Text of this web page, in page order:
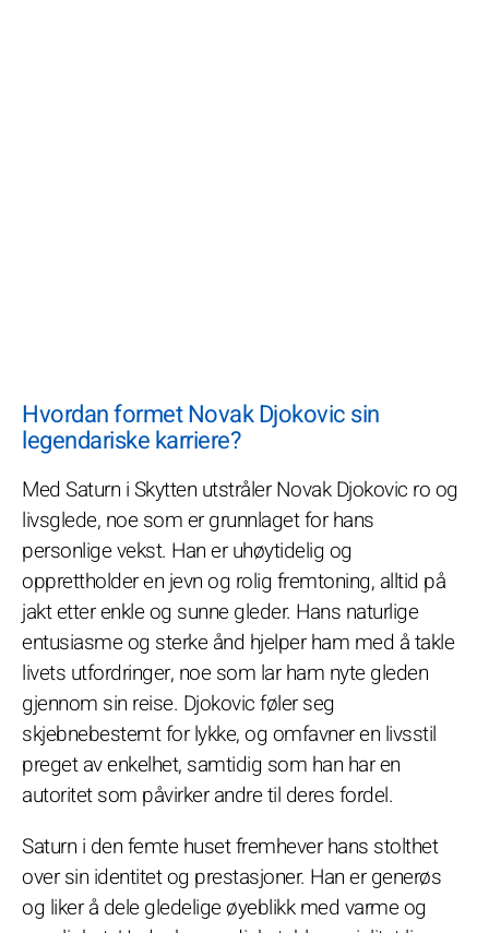
Hvordan formet Novak Djokovic sin
legendariske karriere?
Med Saturn i Skytten utstråler Novak Djokovic ro og
livsglede, noe som er grunnlaget for hans
personlige vekst. Han er uhøytidelig og
opprettholder en jevn og rolig fremtoning, alltid på
jakt etter enkle og sunne gleder. Hans naturlige
entusiasme og sterke ånd hjelper ham med å takle
livets utfordringer, noe som lar ham nyte gleden
gjennom sin reise. Djokovic føler seg
skjebnebestemt for lykke, og omfavner en livsstil
preget av enkelhet, samtidig som han har en
autoritet som påvirker andre til deres fordel.
Saturn i den femte huset fremhever hans stolthet
over sin identitet og prestasjoner. Han er generøs
og liker å dele gledelige øyeblikk med varme og